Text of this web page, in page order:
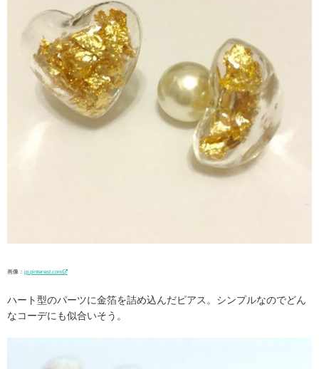
画像： jp.pinterest.com
ハート型のパーツに金箔を詰め込んだピアス。シンプルなのでどん
なコーデにも似合いそう。